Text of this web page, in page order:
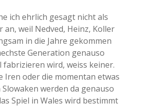
ich ehrlich gesagt nicht als
an, weil Nedved, Heinz, Koller
in die Jahre gekommen
Generation genauso
fabrizieren wird, weiss keiner.
Iren oder die momentan etwas
werden da genauso
Spiel in Wales wird bestimmt